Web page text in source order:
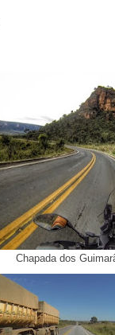
Chapada dos